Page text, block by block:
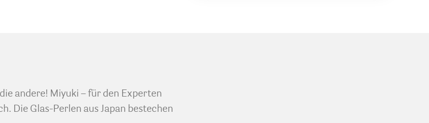
andere! Miyuki – für den Experten
Die Glas-Perlen aus Japan bestechen